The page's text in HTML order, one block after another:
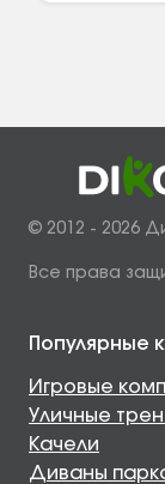
© 2012 - 2026
Все права
Популярные
Игровые
Уличные
Качели
Диваны